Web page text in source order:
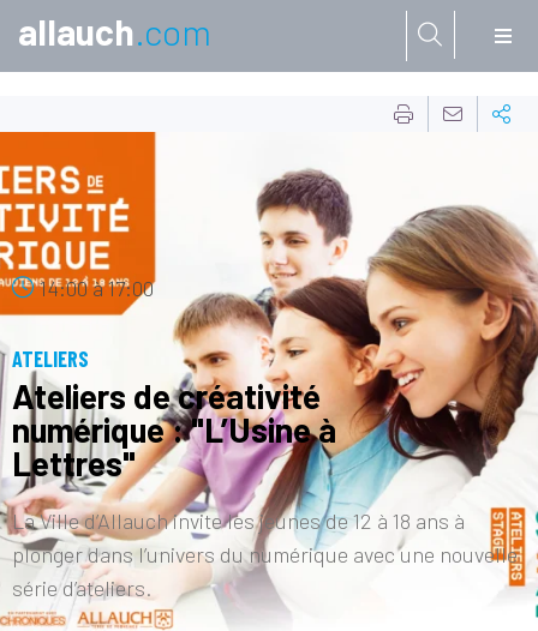
allauch.com
14:00à17:00
ATELIERS
Ateliers de créativité
numérique : "L’Usine à
Lettres"
La Ville d’Allauch invite les jeunes de 12 à 18 ans à
plonger dans l’univers du numérique avec une nouvelle
série d’ateliers.